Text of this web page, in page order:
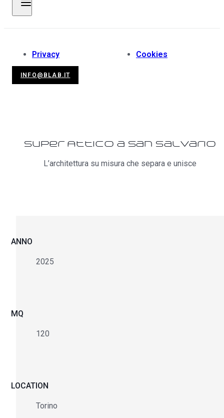
Privacy Cookies
INFO@BLAB.IT
Super Attico a San Salvario
L’architettura su misura che separa e unisce
ANNO
2025
MQ
120
LOCATION
Torino